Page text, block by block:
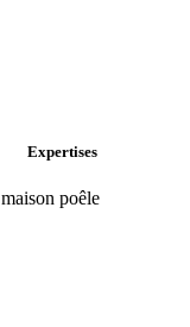
Expertises
poêle